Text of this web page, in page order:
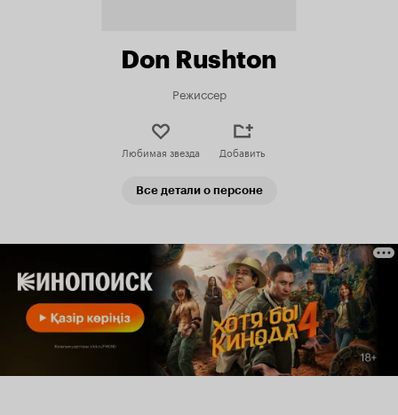
Don Rushton
Режиссер
Любимая звезда Добавить
Все детали о персоне